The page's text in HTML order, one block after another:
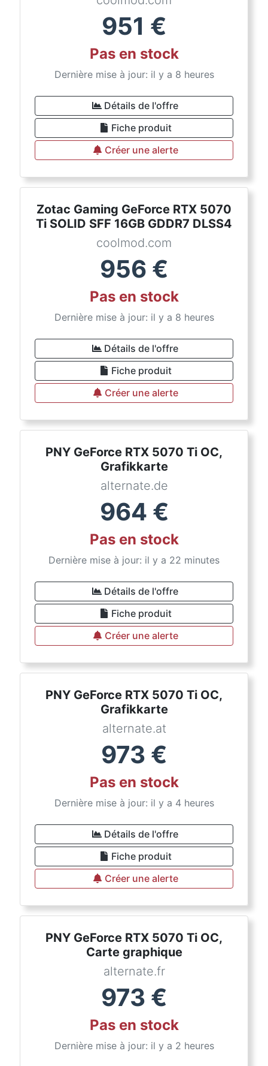
951 €
Pas en stock
Dernière mise à jour: il y a 8 heures
Détails de l'offre
Fiche produit
Créer une alerte
Zotac Gaming GeForce RTX 5070
Ti SOLID SFF 16GB GDDR7 DLSS4
coolmod.com
956 €
Pas en stock
Dernière mise à jour: il y a 8 heures
Détails de l'offre
Fiche produit
Créer une alerte
PNY GeForce RTX 5070 Ti OC,
Grafikkarte
alternate.de
964 €
Pas en stock
Dernière mise à jour: il y a 22 minutes
Détails de l'offre
Fiche produit
Créer une alerte
PNY GeForce RTX 5070 Ti OC,
Grafikkarte
alternate.at
973 €
Pas en stock
Dernière mise à jour: il y a 4 heures
Détails de l'offre
Fiche produit
Créer une alerte
PNY GeForce RTX 5070 Ti OC,
Carte graphique
alternate.fr
973 €
Pas en stock
Dernière mise à jour: il y a 2 heures